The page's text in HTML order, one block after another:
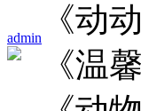
admin
《动
《温